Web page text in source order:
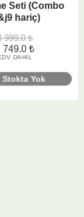
Seti (Combo
hariç)
999.0₺
749.0 ₺
DAHIL
Stokta Yok